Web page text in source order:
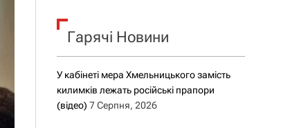
у
к
Гарячі Новини
У кабінеті мера Хмельницького замість
килимків лежать російські прапори
(відео) 7 Серпня, 2026